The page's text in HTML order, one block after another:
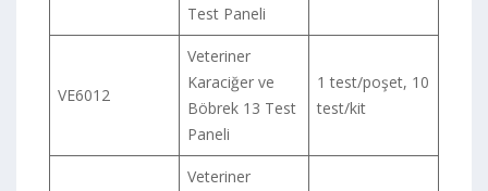
Test Paneli
VE6012
Veteriner
Karaciğer ve
Böbrek 13 Test
Paneli
1 test/poşet, 10
test/kit
Veteriner